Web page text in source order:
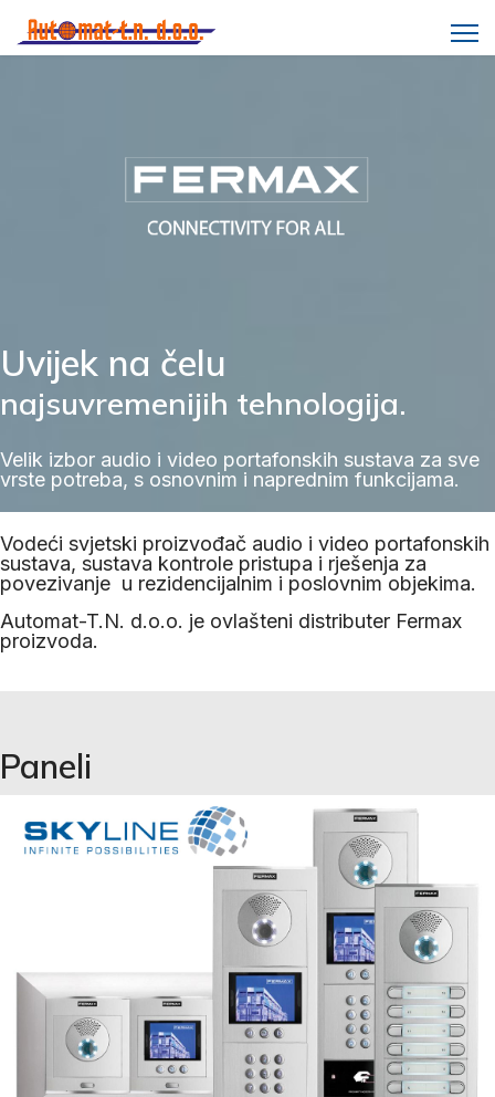
Uvijek na čelu
najsuvremenijih tehnologija.
Velik izbor audio i video portafonskih sustava za sve
vrste potreba, s osnovnim i naprednim funkcijama.
Vodeći svjetski proizvođač audio i video portafonskih
sustava, sustava kontrole pristupa i rješenja za
povezivanje u rezidencijalnim i poslovnim objekima.
Automat-T.N. d.o.o. je ovlašteni distributer Fermax
proizvoda.
Paneli